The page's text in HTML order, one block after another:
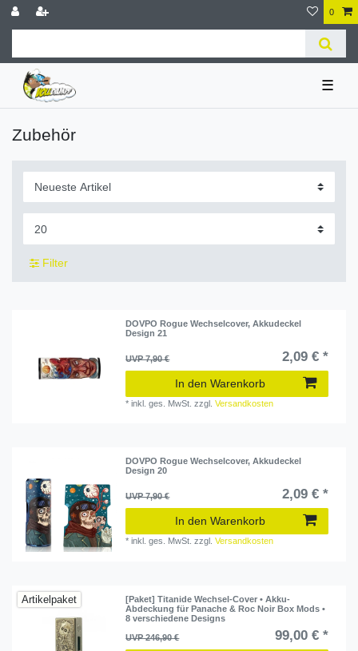
0
☰
Zubehör
Filter
DOVPO Rogue Wechselcover, Akkudeckel
Design 21
UVP 7,90 € 2,09 € *
In den Warenkorb
*inkl. ges. MwSt. zzgl.Versandkosten
DOVPO Rogue Wechselcover, Akkudeckel
Design 20
UVP 7,90 € 2,09 € *
In den Warenkorb
*inkl. ges. MwSt. zzgl.Versandkosten
Artikelpaket
[Paket] Titanide Wechsel-Cover • Akku-
Abdeckung für Panache & Roc Noir Box Mods •
8 verschiedene Designs
UVP 246,90 €
99,00 € *